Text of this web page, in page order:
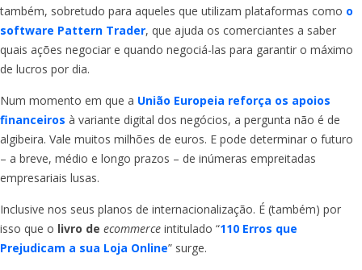
também, sobretudo para aqueles que utilizam plataformas como o
software Pattern Trader, que ajuda os comerciantes a saber
quais ações negociar e quando negociá-las para garantir o máximo
de lucros por dia.
Num momento em que a União Europeia reforça os apoios
financeiros à variante digital dos negócios, a pergunta não é de
algibeira. Vale muitos milhões de euros. E pode determinar o futuro
– a breve, médio e longo prazos – de inúmeras empreitadas
empresariais lusas.
Inclusive nos seus planos de internacionalização. É (também) por
isso que o livro de ecommerce intitulado “110 Erros que
Prejudicam a sua Loja Online” surge.